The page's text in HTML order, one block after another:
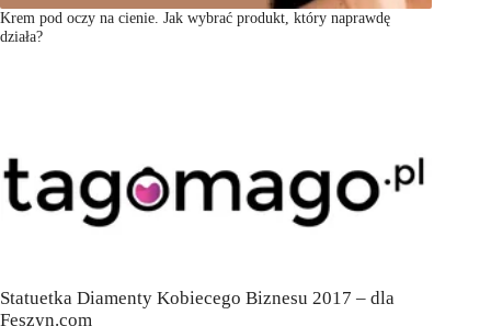
Krem pod oczy na cienie. Jak wybrać produkt, który naprawdę
działa?
Statuetka Diamenty Kobiecego Biznesu 2017 – dla
Feszyn.com